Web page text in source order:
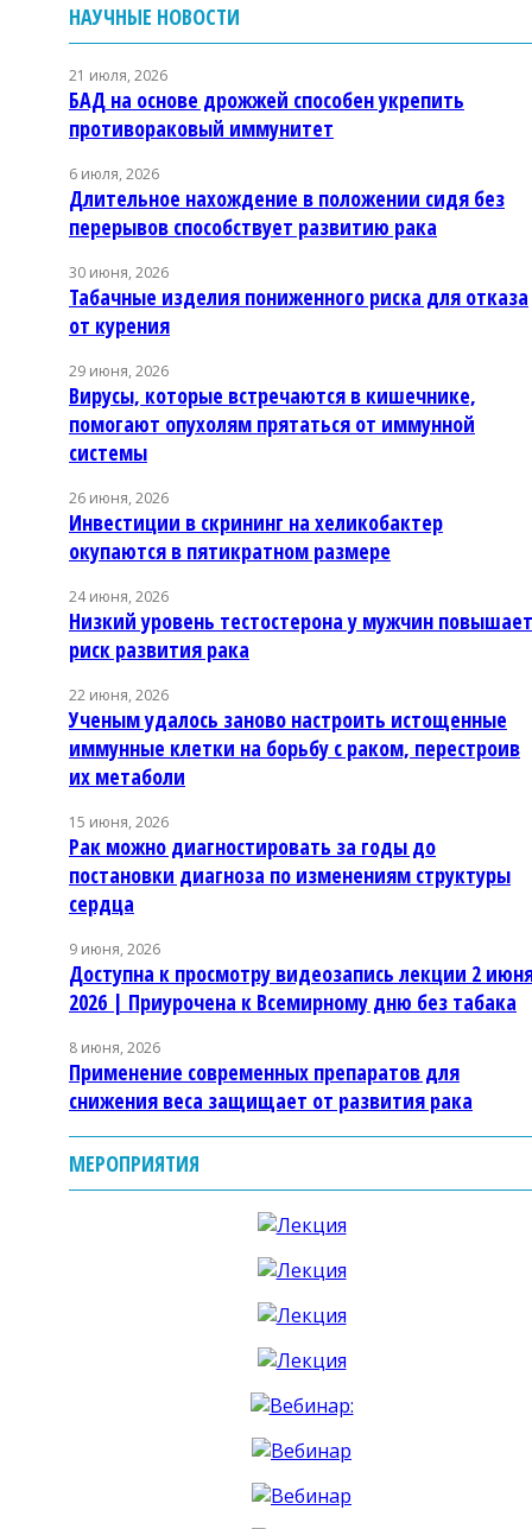
НАУЧНЫЕ НОВОСТИ
21 июля, 2026
БАД на основе дрожжей способен укрепить
противораковый иммунитет
6 июля, 2026
Длительное нахождение в положении сидя без
перерывов способствует развитию рака
30 июня, 2026
Табачные изделия пониженного риска для отказа
от курения
29 июня, 2026
Вирусы, которые встречаются в кишечнике,
помогают опухолям прятаться от иммунной
системы
26 июня, 2026
Инвестиции в скрининг на хеликобактер
окупаются в пятикратном размере
24 июня, 2026
Низкий уровень тестостерона у мужчин повышает
риск развития рака
22 июня, 2026
Ученым удалось заново настроить истощенные
иммунные клетки на борьбу с раком, перестроив
их метаболи
15 июня, 2026
Рак можно диагностировать за годы до
постановки диагноза по изменениям структуры
сердца
9 июня, 2026
Доступна к просмотру видеозапись лекции 2
2026 | Приурочена к Всемирному дню без табака
8 июня, 2026
Применение современных препаратов для
снижения веса защищает от развития рака
МЕРОПРИЯТИЯ